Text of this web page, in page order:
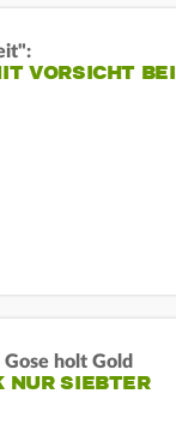
VORSICHT BEI
holt Gold
NUR SIEBTER